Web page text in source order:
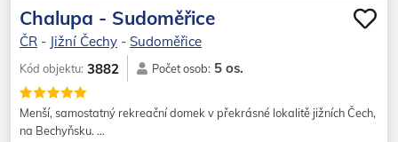
Chalupa - Sudoměřice
ČR - Jižní Čechy - Sudoměřice
Kód objektu: 3882 Počet osob: 5 os.
Menší, samostatný rekreační domek v překrásné lokalitě jižních Čech,
na Bechyňsku. …